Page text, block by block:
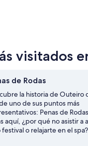
visitados
de Rodas
la historia de Outeiro
uno de sus puntos más
Penas de
aquí, ¿por qué no asistir a
o relajarte en el spa?